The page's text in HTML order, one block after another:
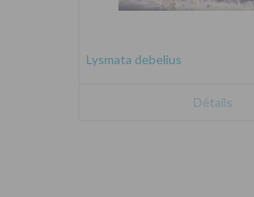
Lysmata debelius
Détails